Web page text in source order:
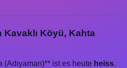
Köyü, Kahta
(Adıyaman)** ist es heute heiss.